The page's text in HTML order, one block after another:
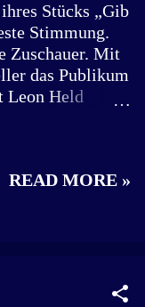
Stücks „Gib
Stimmung.
Zuschauer. Mit
das Publikum
Leon Held
die
Vogel, Nici
Affen
Abend
READ MORE »